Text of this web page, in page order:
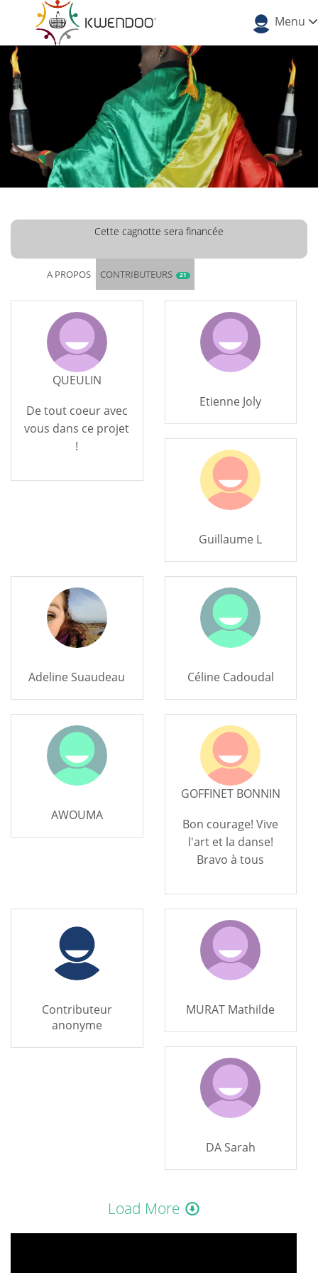
Menu
Cette cagnotte sera financée
A PROPOS CONTRIBUTEURS 21
QUEULIN
De tout coeur avec
vous dans ce projet
!
Etienne Joly
Guillaume L
Adeline Suaudeau Céline Cadoudal
AWOUMA
GOFFINET BONNIN
Bon courage! Vive
l'art et la danse!
Bravo à tous
Contributeur
anonyme
MURAT Mathilde
DA Sarah
Load More